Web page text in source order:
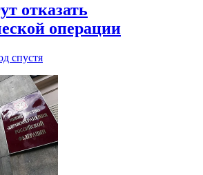
отказать
операции
спустя